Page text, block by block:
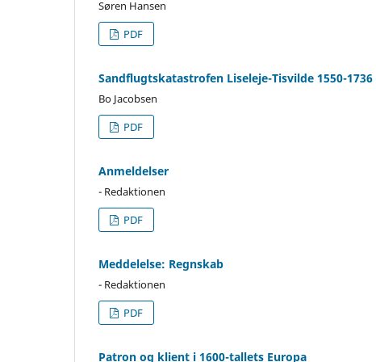
Søren Hansen
PDF
Sandflugtskatastrofen Liseleje-Tisvilde 1550-
Bo Jacobsen
PDF
Anmeldelser
- Redaktionen
PDF
Meddelelse: Regnskab
- Redaktionen
PDF
Patron og klient i 1600-tallets Europa